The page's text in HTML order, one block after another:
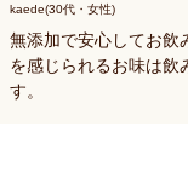
kaede(30代・女性)
無添加で安心してお飲
を感じられるお味は飲
す。